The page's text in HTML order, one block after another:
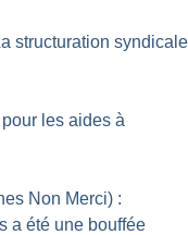
structuration syndicale
les aides à
Non Merci) :
a été une bouffée